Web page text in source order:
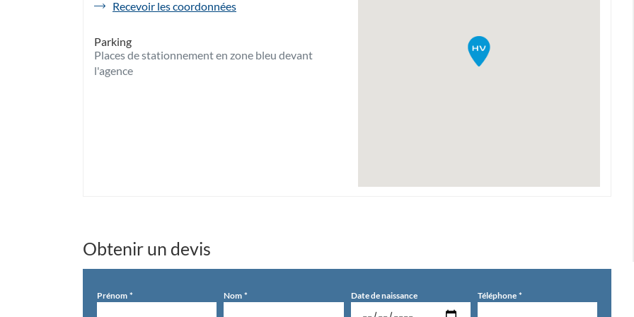
Recevoir les coordonnéesde
Marcq
Parking
Places de stationnement en zone bleu devant
l'agence
Obtenir un devis
Prénom Nom Date de naissance Téléphone